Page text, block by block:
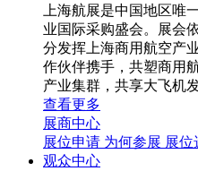
上海航展是中国地区唯
业国际采购盛会。展会
分发挥上海商用航空产
作伙伴携手，共塑商用
产业集群，共享大飞机
查看更多
展商中心
展位申请 为何参展 展位
观众中心